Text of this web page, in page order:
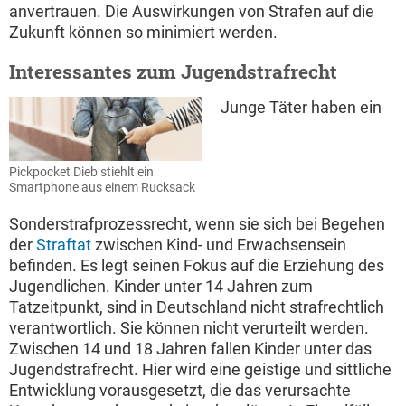
anvertrauen. Die Auswirkungen von Strafen auf die
Zukunft können so minimiert werden.
Interessantes zum Jugendstrafrecht
Pickpocket Dieb stiehlt ein
Smartphone aus einem Rucksack
Junge Täter haben ein
Sonderstrafprozessrecht, wenn sie sich bei Begehen
derStraftatzwischen Kind- und Erwachsensein
befinden. Es legt seinen Fokus auf die Erziehung des
Jugendlichen. Kinder unter 14 Jahren zum
Tatzeitpunkt, sind in Deutschland nicht strafrechtlich
verantwortlich. Sie können nicht verurteilt werden.
Zwischen 14 und 18 Jahren fallen Kinder unter das
Jugendstrafrecht. Hier wird eine geistige und sittliche
Entwicklung vorausgesetzt, die das verursachte